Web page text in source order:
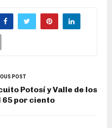
POST
Potosí y Valle de los
65 por ciento